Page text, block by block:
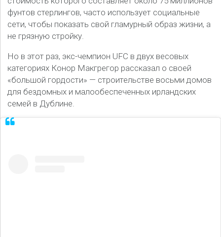
фунтов стерлингов, часто использует социальные
сети, чтобы показать свой гламурный образ жизни, а
не грязную стройку.
Но в этот раз, экс-чемпион UFC в двух весовых
категориях Конор Макгрегор рассказал о своей
«большой гордости» — строительстве восьми домов
для бездомных и малообеспеченных ирландских
семей в Дублине.